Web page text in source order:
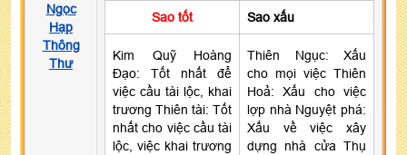
Ngọc
Hạp
Thông
Thư
Sao tốt Sao xấu
Kim Quỹ Hoàng
Đạo: Tốt nhất để
việc cầu tài lộc, khai
trương Thiên tài: Tốt
nhất cho việc cầu tài
lộc, việc khai trương
Thiên Ngục: Xấu
cho mọi việc Thiên
Hoả: Xấu cho việc
lợp nhà Nguyệt phá:
Xấu về việc xây
dựng nhà cửa Thụ